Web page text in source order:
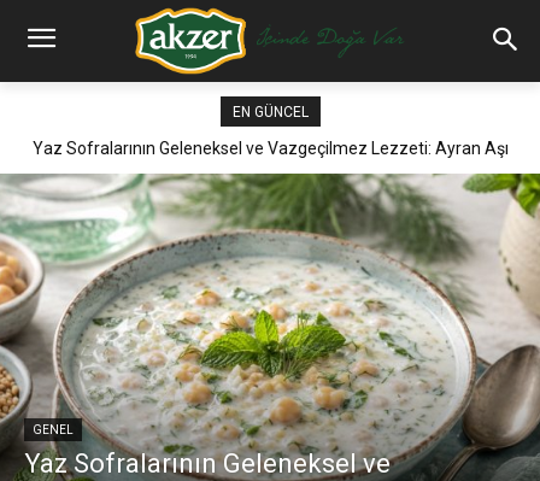
EN GÜNCEL
Yaz Sofralarının Geleneksel ve Vazgeçilmez Lezzeti: Ayran Aşı
GENEL
Yaz Sofralarının Geleneksel ve